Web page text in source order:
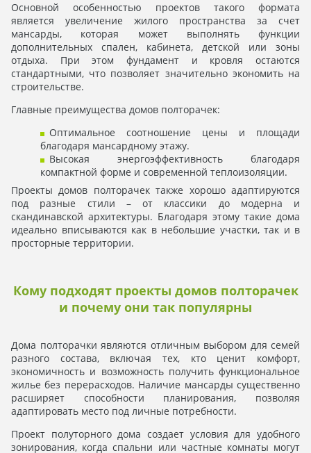
Основной особенностью проектов такого формата
является увеличение жилого пространства за счет
мансарды, которая может выполнять функции
дополнительных спален, кабинета, детской или зоны
отдыха. При этом фундамент и кровля остаются
стандартными, что позволяет значительно экономить на
строительстве.
Главные преимущества домов полторачек:
Оптимальное соотношение цены и площади
благодаря мансардному этажу.
Высокая энергоэффективность благодаря
компактной форме и современной теплоизоляции.
Проекты домов полторачек также хорошо адаптируются
под разные стили – от классики до модерна и
скандинавской архитектуры. Благодаря этому такие дома
идеально вписываются как в небольшие участки, так и в
просторные территории.
Кому подходят проекты домов полторачек
и почему они так популярны
Дома полторачки являются отличным выбором для семей
разного состава, включая тех, кто ценит комфорт,
экономичность и возможность получить функциональное
жилье без перерасходов. Наличие мансарды существенно
расширяет способности планирования, позволяя
адаптировать место под личные потребности.
Проект полуторного дома создает условия для удобного
зонирования, когда спальни или частные комнаты могут